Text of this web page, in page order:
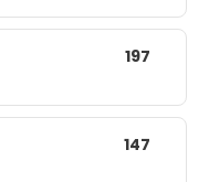
197
147